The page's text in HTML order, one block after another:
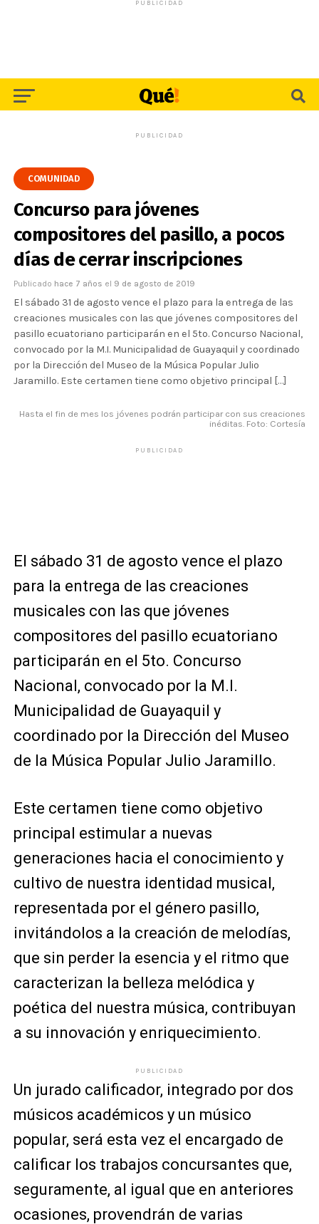
PUBLICIDAD
PUBLICIDAD
COMUNIDAD
Concurso para jóvenes
compositores del pasillo, a pocos
días de cerrar inscripciones
Publicado hace 7 años el 9 de agosto de 2019
El sábado 31 de agosto vence el plazo para la entrega de las
creaciones musicales con las que jóvenes compositores del
pasillo ecuatoriano participarán en el 5to. Concurso Nacional,
convocado por la M.I. Municipalidad de Guayaquil y coordinado
por la Dirección del Museo de la Música Popular Julio
Jaramillo. Este certamen tiene como objetivo principal […]
Hasta el fin de mes los jóvenes podrán participar con sus creaciones
inéditas. Foto: Cortesía
PUBLICIDAD
El sábado 31 de agosto vence el plazo
para la entrega de las creaciones
musicales con las que jóvenes
compositores del pasillo ecuatoriano
participarán en el 5to. Concurso
Nacional, convocado por la M.I.
Municipalidad de Guayaquil y
coordinado por la Dirección del Museo
de la Música Popular Julio Jaramillo.
Este certamen tiene como objetivo
principal estimular a nuevas
generaciones hacia el conocimiento y
cultivo de nuestra identidad musical,
representada por el género pasillo,
invitándolos a la creación de melodías,
que sin perder la esencia y el ritmo que
caracterizan la belleza melódica y
poética del nuestra música, contribuyan
a su innovación y enriquecimiento.
PUBLICIDAD
Un jurado calificador, integrado por dos
músicos académicos y un músico
popular, será esta vez el encargado de
calificar los trabajos concursantes que,
seguramente, al igual que en anteriores
ocasiones, provendrán de varias